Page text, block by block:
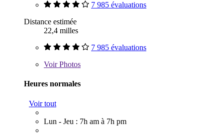
7 985 évaluations
Distance estimée
22,4 milles
7 985 évaluations
VoirPhotos
Heures normales
Voir tout
Lun - Jeu : 7h am à 7h pm